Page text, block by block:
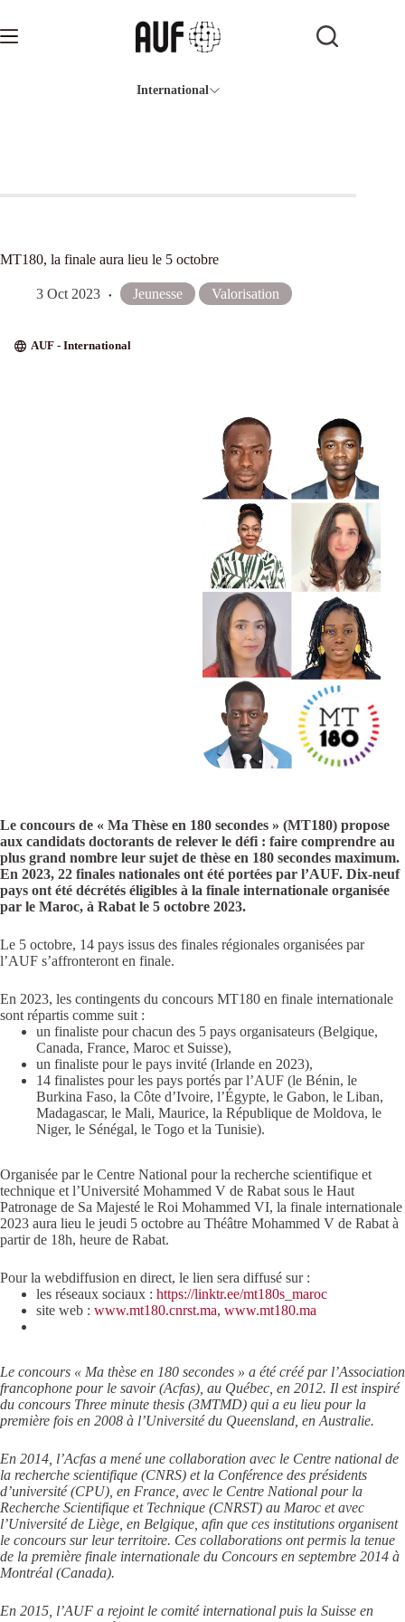
contenu
International
MT180, la finale aura lieu le 5 octobre
3 Oct 2023 Jeunesse Valorisation
AUF - International
Le concours de « Ma Thèse en 180 secondes » (MT180) propose
aux candidats doctorants de relever le défi : faire comprendre au
plus grand nombre leur sujet de thèse en 180 secondes maximum.
En 2023, 22 finales nationales ont été portées par l’AUF. Dix-neuf
pays ont été décrétés éligibles à la finale internationale organisée
par le Maroc, à Rabat le 5 octobre 2023.
Le 5 octobre, 14 pays issus des finales régionales organisées par
l’AUF s’affronteront en finale.
En 2023, les contingents du concours MT180 en finale internationale
sont répartis comme suit :
un finaliste pour chacun des 5 pays organisateurs (Belgique,
Canada, France, Maroc et Suisse),
un finaliste pour le pays invité (Irlande en 2023),
14 finalistes pour les pays portés par l’AUF (le Bénin, le
Burkina Faso, la Côte d’Ivoire, l’Égypte, le Gabon, le Liban,
Madagascar, le Mali, Maurice, la République de Moldova, le
Niger, le Sénégal, le Togo et la Tunisie).
Organisée par le Centre National pour la recherche scientifique et
technique et l’Université Mohammed V de Rabat sous le Haut
Patronage de Sa Majesté le Roi Mohammed VI, la finale internationale
2023 aura lieu le jeudi 5 octobre au Théâtre Mohammed V de Rabat à
partir de 18h, heure de Rabat.
Pour la webdiffusion en direct, le lien sera diffusé sur :
les réseaux sociaux : https://linktr.ee/mt180s_maroc
site web : www.mt180.cnrst.ma, www.mt180.ma
Le concours « Ma thèse en 180 secondes » a été créé par l’Association
francophone pour le savoir (Acfas), au Québec, en 2012. Il est inspiré
du concours Three minute thesis (3MTMD) qui a eu lieu pour la
première fois en 2008 à l’Université du Queensland, en Australie.
En 2014, l’Acfas a mené une collaboration avec le Centre national de
la recherche scientifique (CNRS) et la Conférence des présidents
d’université (CPU), en France, avec le Centre National pour la
Recherche Scientifique et Technique (CNRST) au Maroc et avec
l’Université de Liège, en Belgique, afin que ces institutions organisent
le concours sur leur territoire. Ces collaborations ont permis la tenue
de la première finale internationale du Concours en septembre 2014 à
Montréal (Canada).
En 2015, l’AUF a rejoint le comité international puis la Suisse en